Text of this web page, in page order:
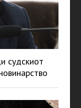
судскиот